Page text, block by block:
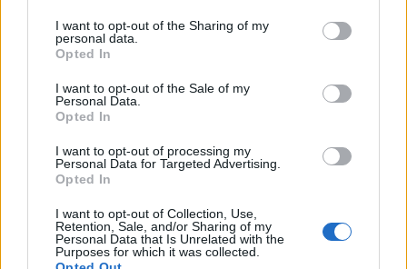
I want to opt-out of the Sharing of my
personal data.
Opted In
I want to opt-out of the Sale of my
Personal Data.
Opted In
I want to opt-out of processing my
Personal Data for Targeted Advertising.
Opted In
I want to opt-out of Collection, Use,
Retention, Sale, and/or Sharing of my
Personal Data that Is Unrelated with the
Purposes for which it was collected.
Uskomaton paukku! Tanska
teki MM-kisahistorian
isoimman jytkyn pudottamalla
kisaohjelma – onko tämä
MM-kullasta käytiin armoton vääntö –
Leijonat voitti maailmanmestaruuden
jatkoajalla